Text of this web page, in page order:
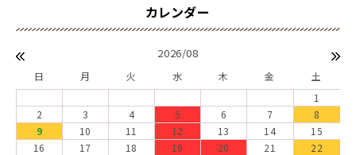
2026/08
日 月 火 水 木 金
土
1
2
3 4 5 6 7
8
9
10 11 12 13 14
15
16
17 18 19 20 21
22